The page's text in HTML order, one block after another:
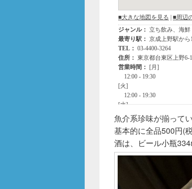
魚介系珍味が揃って
基本的に全品500円(
酒は、ビール小瓶